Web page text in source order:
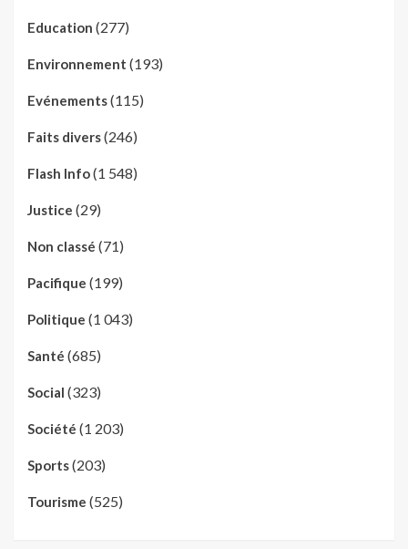
Education (277)
Environnement (193)
Evénements(115)
Faits divers(246)
Flash Info(1 548)
Justice (29)
Non classé (71)
Pacifique (199)
Politique (1 043)
Santé (685)
Social (323)
Société (1 203)
Sports(203)
Tourisme (525)